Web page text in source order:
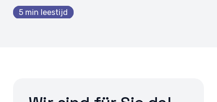
5 min leestijd